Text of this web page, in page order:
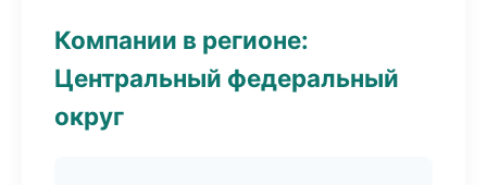
Компании в регионе:
Центральный федеральный
округ